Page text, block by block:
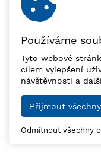
Copyright ©
Používáme
Tyto webové
cílem vylepšení
návštěvnosti a
Přijmout
Odmítnout všechny